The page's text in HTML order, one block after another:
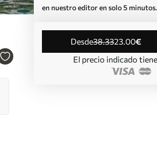
en nuestro editor en solo 5 minutos.
desde38.3323.00€
El precio indicado